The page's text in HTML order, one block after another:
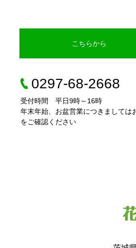
こちらから
0297-68-2668
受付時間 平日9時～16時
年末年始、お盆営業につきましては
をご確認ください